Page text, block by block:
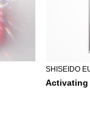
SHISEIDO
Activating